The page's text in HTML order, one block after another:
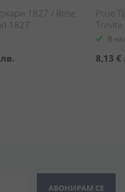
1827 / Rose
1827
Розе
Trevite
В
8,13 €
АБОНИРАМ СЕ